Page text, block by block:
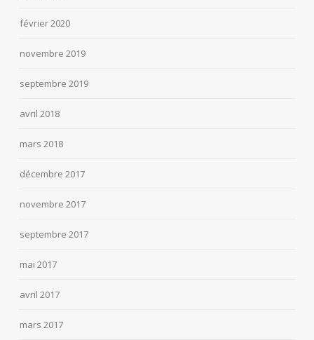
février 2020
novembre 2019
septembre 2019
avril 2018
mars 2018
décembre 2017
novembre 2017
septembre 2017
mai 2017
avril 2017
mars 2017